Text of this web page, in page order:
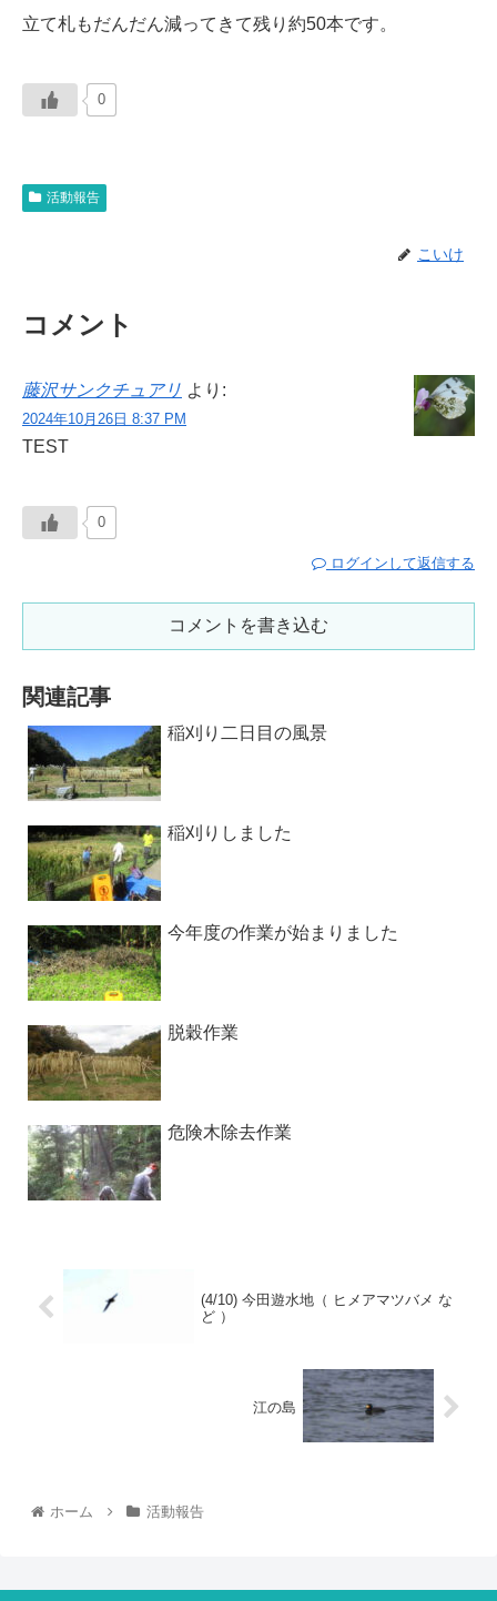
立て札もだんだん減ってきて残り約50本です。
0
活動報告
こいけ
コメント
藤沢サンクチュアリ より:
2024年10月26日 8:37 PM
TEST
0
ログインして返信する
コメントを書き込む
関連記事
稲刈り二日目の風景
稲刈りしました
今年度の作業が始まりました
脱穀作業
危険木除去作業
(4/10) 今田遊水地（ ヒメアマツバメ な
ど ）
江の島
ホーム 活動報告